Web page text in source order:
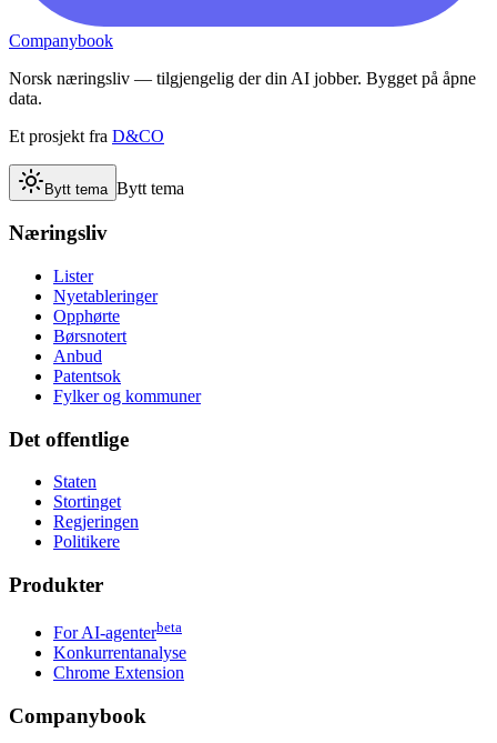
Companybook
Norsk næringsliv — tilgjengelig der din AI jobber. Bygget på åpne
data.
Et prosjekt fra D&CO
Bytt tema Bytt tema
Næringsliv
Lister
Nyetableringer
Opphørte
Børsnotert
Anbud
Patentsok
Fylker og kommuner
Det offentlige
Staten
Stortinget
Regjeringen
Politikere
Produkter
For AI-agenterbeta
Konkurrentanalyse
Chrome Extension
Companybook